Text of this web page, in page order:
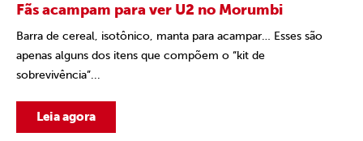
Fãs acampam para ver U2 no Morumbi
Barra de cereal, isotônico, manta para acampar… Esses são
apenas alguns dos itens que compõem o “kit de
sobrevivência”...
Leia agora